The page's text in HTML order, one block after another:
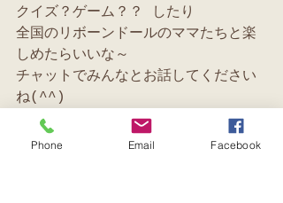
クイズ？ゲーム？？ したり
全国のリボーンドールのママたちと楽
しめたらいいな～
チャットでみんなとお話してください
ね(^^)
いつもありがとうございます♪
Phone Email Facebook